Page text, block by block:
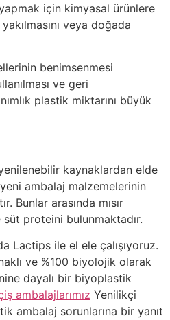
için kimyasal ürünlere
veya doğada
benimsenmesi
ve geri
plastik miktarını büyük
kaynaklardan elde
ambalaj malzemelerinin
Bunlar arasında mısır
süt proteini bulunmaktadır.
Lactips ile el ele çalışıyoruz.
ve %100 biyolojik olarak
dayalı bir biyoplastik
ambalajlarımız Yenilikçi
ambalaj sorunlarına bir yanıt